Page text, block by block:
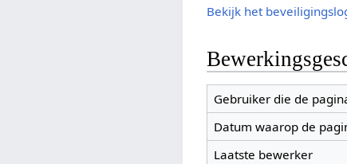
Bekijk het
Gebruiker die de
Datum waarop de
Laatste bewerker